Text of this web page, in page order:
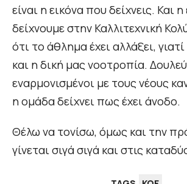
είναι η εικόνα που δείχνεις. Και
δείχνουμε στην Καλλιτεχνική
ότι το άθλημα έχει αλλάξει, γιατί
και η δική μας νοοτροπία.
εναρμονισμένοι με τους νέους
η ομάδα δείχνει πως έχει άνοδο.
Θέλω να τονίσω, όμως και την
γίνεται σιγά σιγά και στις